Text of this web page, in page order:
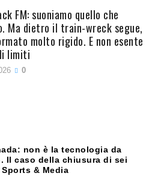
FM: suoniamo quello che
Ma dietro il train-wreck segue,
molto rigido. E non esente
limiti
0
non è la tecnologia da
Il caso della chiusura di sei
& Media